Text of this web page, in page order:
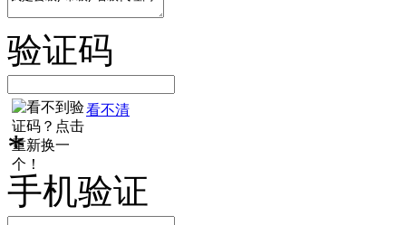
验证码
看不清
*
手机验证